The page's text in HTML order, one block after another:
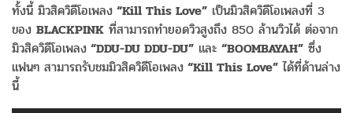
ทั้งนี้ มิวสิควิดีโอเพลง “Kill This Love” เป็นมิวสิควิดีโอเพลงที่ 3
ของ BLACKPINK ที่สามารถทำยอดวิวสูงถึง 850 ล้านวิวได้ ต่อจาก
มิวสิควิดีโอเพลง “DDU-DU DDU-DU” และ “BOOMBAYAH” ซึ่ง
แฟนๆ สามารถรับชมมิวสิควิดีโอเพลง “Kill This Love” ได้ที่ด้านล่าง
นี้